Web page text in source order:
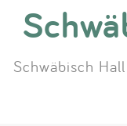
Schwäbisch Hall